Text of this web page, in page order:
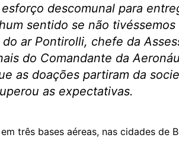
descomunal para
sentido se não tivéssemos
ar Pontirolli, chefe da
do Comandante da
as doações partiram da
as expectativas.
três bases aéreas, nas cidades de